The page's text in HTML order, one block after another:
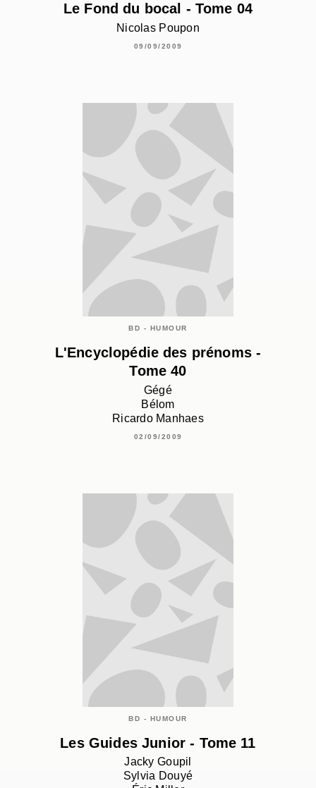
Le Fond du bocal - Tome 04
Nicolas Poupon
09/09/2009
BD - HUMOUR
L'Encyclopédie des prénoms -
Tome 40
Gégé
Bélom
Ricardo Manhaes
02/09/2009
BD - HUMOUR
Les Guides Junior - Tome 11
Jacky Goupil
Sylvia Douyé